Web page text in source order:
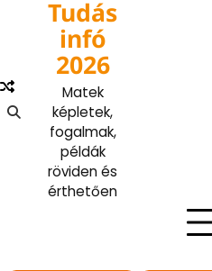
Tudás
infó
2026
Matek
képletek,
fogalmak,
példák
röviden és
érthetően